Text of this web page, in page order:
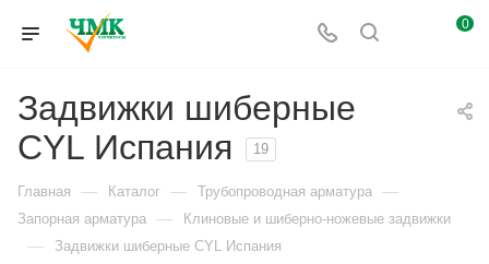
0
Задвижки шиберные
CYL Испания
19
Главная — Каталог — Трубопроводная арматура —
Запорная арматура — Клиновые и шиберно-ножевые задвижки
— Задвижки шиберные CYL Испания